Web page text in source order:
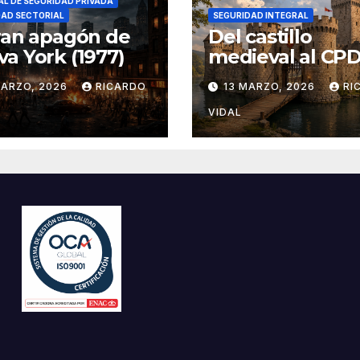
SECTORIAL
apagón de
York (1977)
2026 RICARDO
SEGURIDAD INTEGRAL
Del castillo
medieval al
seguridad por
13 MARZO, 2026
VIDAL